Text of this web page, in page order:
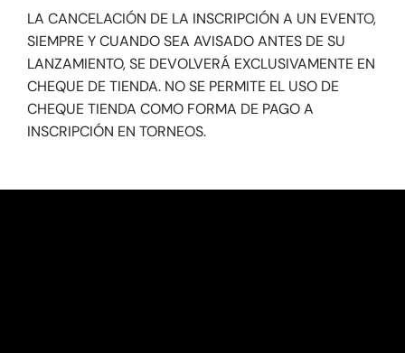
LA CANCELACIÓN DE LA INSCRIPCIÓN A UN EVENTO,
SIEMPRE Y CUANDO SEA AVISADO ANTES DE SU
LANZAMIENTO, SE DEVOLVERÁ EXCLUSIVAMENTE EN
CHEQUE DE TIENDA. NO SE PERMITE EL USO DE
CHEQUE TIENDA COMO FORMA DE PAGO A
INSCRIPCIÓN EN TORNEOS.